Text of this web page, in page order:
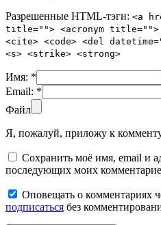
Разрешенные HTML-тэги: <a
title=""> <acronym title="">
<cite> <code> <del
<s> <strike> <strong>
Имя: *
Email: *
Файл
Я, пожалуй, приложу к
Сохранить моё имя, email и
последующих моих
Оповещать о комментариях
подписаться без